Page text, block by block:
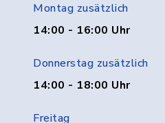
Montag zusätzlich
14:00 - 16:00 Uhr
Donnerstag zusätzlich
14:00 - 18:00 Uhr
Freitag